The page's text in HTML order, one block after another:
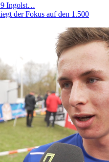
Ingolst…
der Fokus auf den 1.500